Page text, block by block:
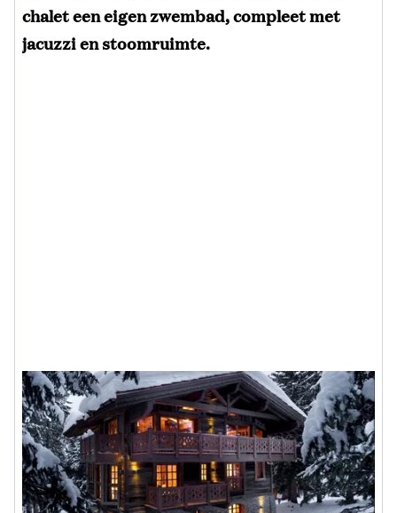
chalet een eigen zwembad, compleet met
jacuzzi en stoomruimte.